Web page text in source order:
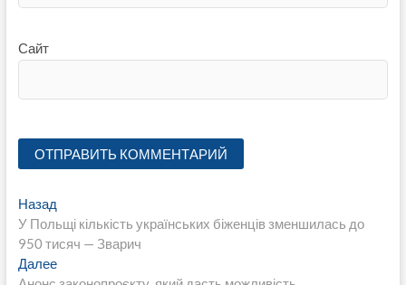
Сайт
Навигация
по
записям
НазадПредыдущая
запись:
У Польщі кількість українських біженців зменшилась до
950 тисяч — Зварич
ДалееСледующая